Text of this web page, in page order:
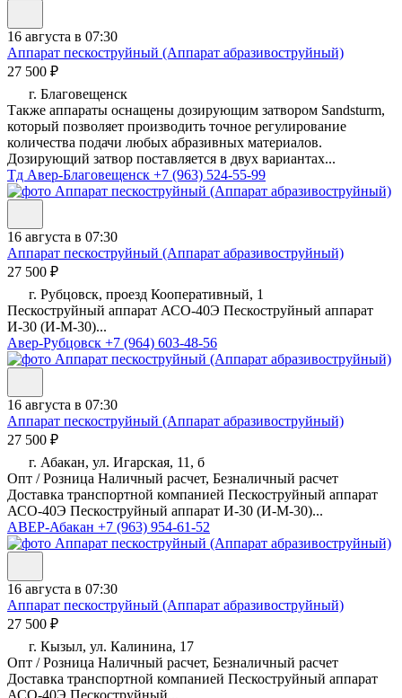
16 августа в 07:30
Аппарат пескоструйный (Аппарат абразивоструйный)
27 500 ₽
г. Благовещенск
Также аппараты оснащены дозирующим затвором Sandsturm,
который позволяет производить точное регулирование
количества подачи любых абразивных материалов.
Дозирующий затвор поставляется в двух вариантах...
Тд Авер-Благовещенск +7 (963) 524-55-99
16 августа в 07:30
Аппарат пескоструйный (Аппарат абразивоструйный)
27 500 ₽
г. Рубцовск, проезд Кооперативный, 1
Пескоструйный аппарат АСО-40Э Пескоструйный аппарат
И-30 (И-М-30)...
Авер-Рубцовск +7 (964) 603-48-56
16 августа в 07:30
Аппарат пескоструйный (Аппарат абразивоструйный)
27 500 ₽
г. Абакан, ул. Игарская, 11, б
Опт / Розница Наличный расчет, Безналичный расчет
Доставка транспортной компанией Пескоструйный аппарат
АСО-40Э Пескоструйный аппарат И-30 (И-М-30)...
АВЕР-Абакан +7 (963) 954-61-52
16 августа в 07:30
Аппарат пескоструйный (Аппарат абразивоструйный)
27 500 ₽
г. Кызыл, ул. Калинина, 17
Опт / Розница Наличный расчет, Безналичный расчет
Доставка транспортной компанией Пескоструйный аппарат